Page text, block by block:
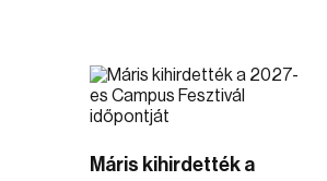
Máris kihirdették a